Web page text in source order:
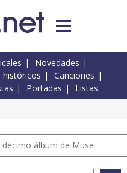
Novedades
históricos
Canciones
Portadas Listas
álbum de Muse